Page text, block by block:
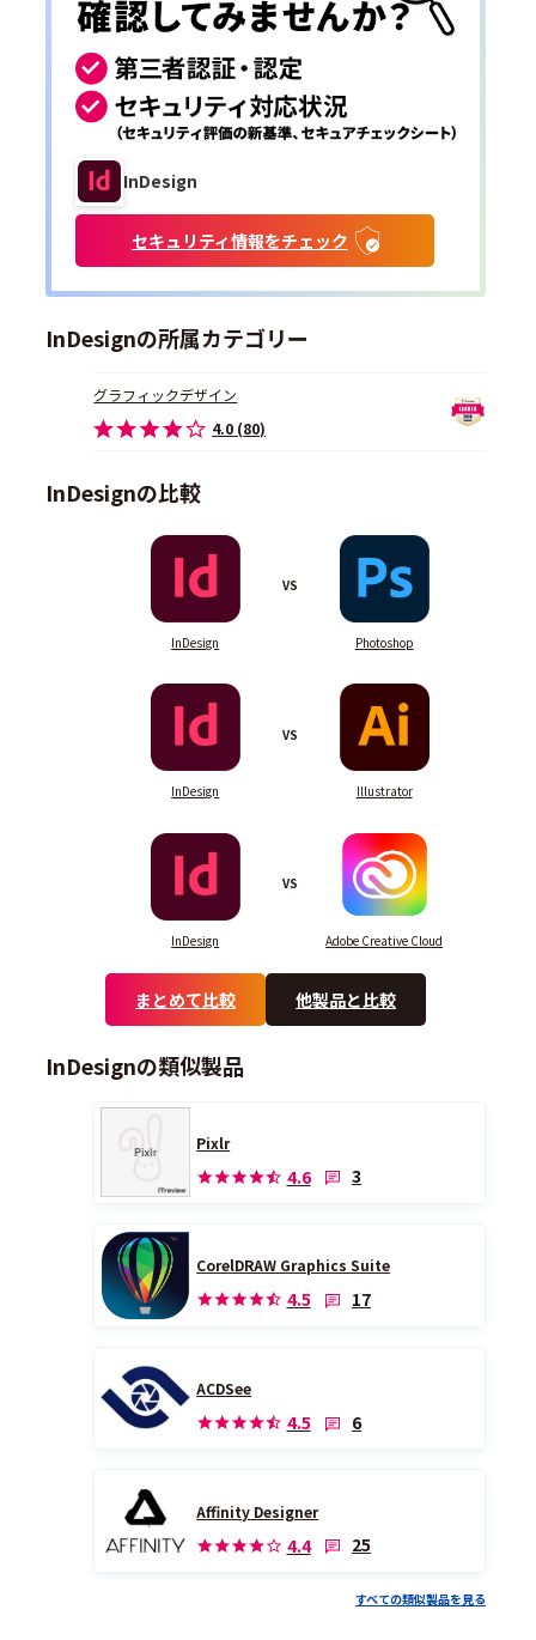
InDesign
セキュリティ情報をチェック
InDesignの所属カテゴリー
グラフィックデザイン
4.0 (80)
InDesignの比較
InDesign
VS
Photoshop
InDesign
VS
Illustrator
InDesign
VS
Adobe Creative Cloud
まとめて比較 他製品と比較
InDesignの類似製品
Pixlr
4.6 3
CorelDRAW Graphics Suite
4.5 17
ACDSee
4.5 6
Affinity Designer
4.4 25
すべての類似製品を見る